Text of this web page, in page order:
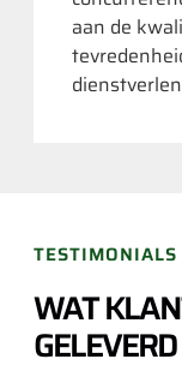
aan de
TESTIMONIALS
WAT